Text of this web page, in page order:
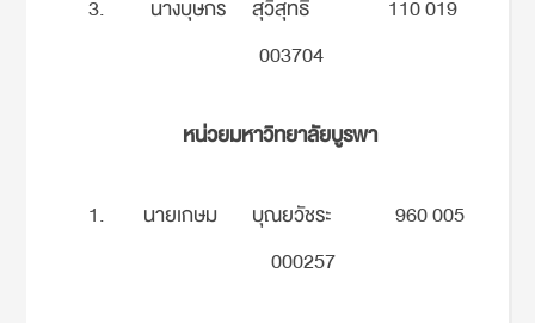
นางบุษกร สุวิสุทธิ์ 110 019
003704
หน่วยมหาวิทยาลัยบูรพา
นายเกษม บุณยวัชระ 960 005
000257